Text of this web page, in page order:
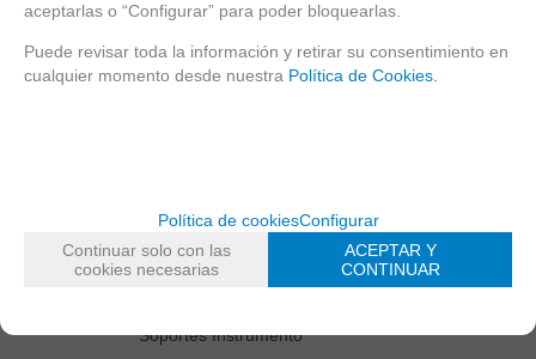
Cortacañas
Deflector Saxo Tenor
Estuches Guardacañas
Limpiadores
Protectores Boquilla
Soportes Instrumento
aceptarlas o “Configurar” para poder bloquearlas.
Puede revisar toda la información y retirar su consentimiento en
cualquier momento desde nuestra Política de Cookies.
Política de cookiesConfigurar
Continuar solo con las
cookies necesarias
ACEPTAR Y
CONTINUAR